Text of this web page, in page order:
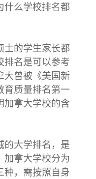
什么学校排名都
士的学生家长都
排名是可以参考
大曾被《美国新
育质量排名第一
加拿大学校的含
的大学排名，是
加拿大学校分为
种，需按照自身